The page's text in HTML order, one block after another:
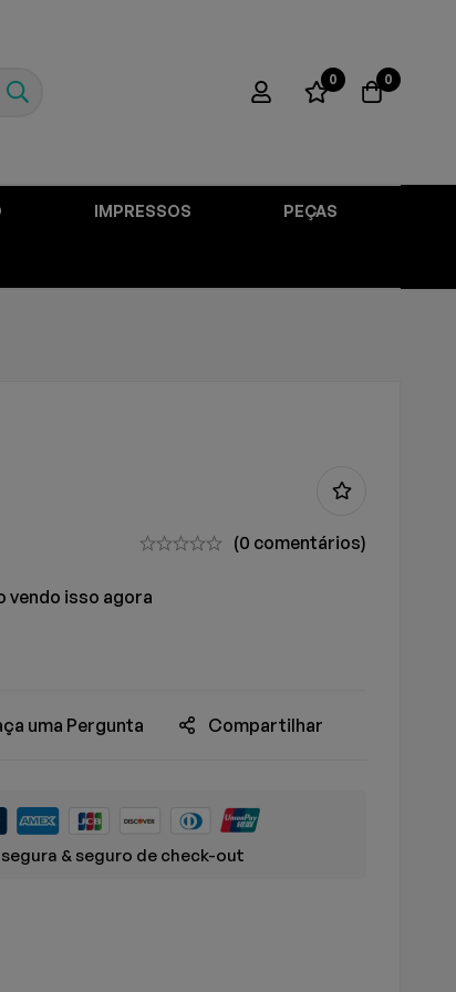
0 0
IMPRESSOS PEÇAS
(0 comentários)
vendo isso agora
uma Pergunta Compartilhar
& seguro de check-out